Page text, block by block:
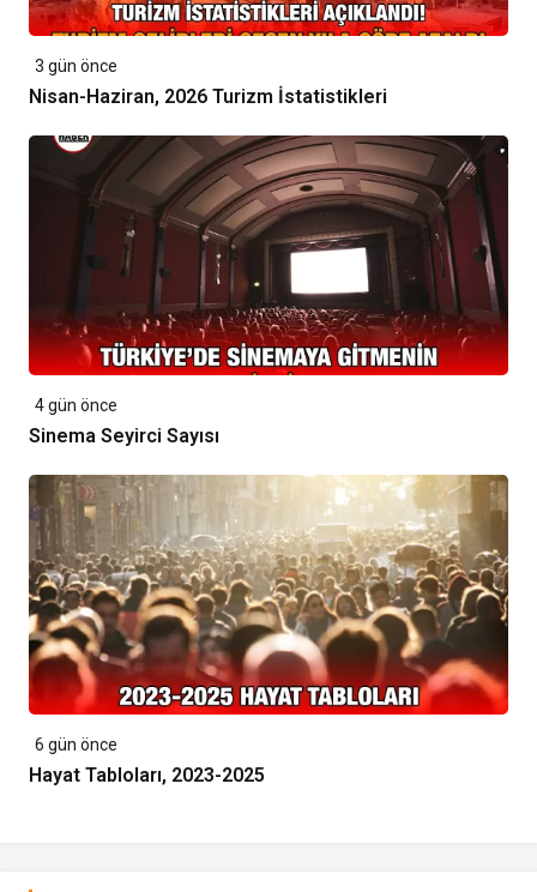
3 gün önce
Nisan-Haziran, 2026 Turizm İstatistikleri
4 gün önce
Sinema Seyirci Sayısı
6 gün önce
Hayat Tabloları, 2023-2025